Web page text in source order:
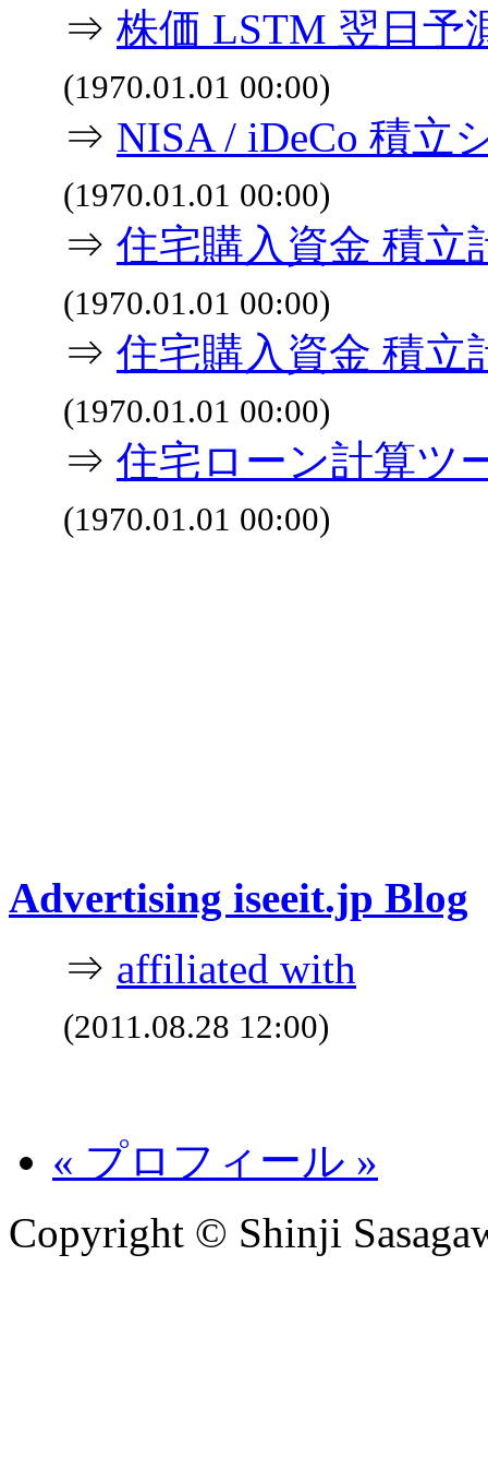
⇒ 株価 LSTM 翌日予
(1970.01.01 00:00)
⇒ NISA / iDeCo 積立
(1970.01.01 00:00)
⇒ 住宅購入資金 積立
(1970.01.01 00:00)
⇒ 住宅購入資金 積立
(1970.01.01 00:00)
⇒ 住宅ローン計算ツ
(1970.01.01 00:00)
Advertising iseeit.jp Blog
⇒ affiliated with
(2011.08.28 12:00)
« プロフィール »
Copyright © Shinji